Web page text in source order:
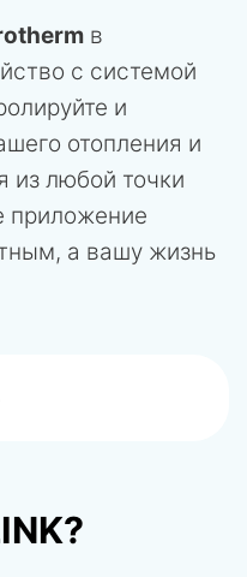
в
с системой
и
отопления и
из любой точки
приложение
а вашу жизнь